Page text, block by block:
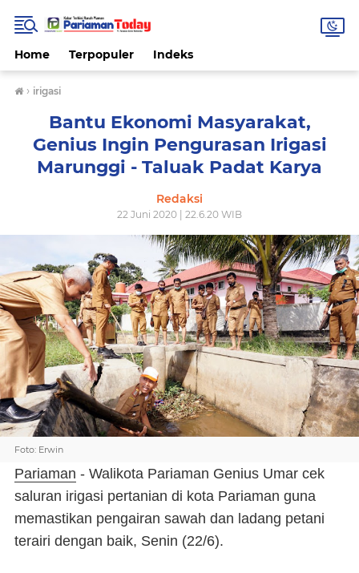
Home Terpopuler Indeks
› irigasi
Bantu Ekonomi Masyarakat,
Genius Ingin Pengurasan Irigasi
Marunggi - Taluak Padat Karya
Redaksi
22 Juni 2020 | 22.6.20 WIB
Foto: Erwin
Pariaman - Walikota Pariaman Genius Umar cek
saluran irigasi pertanian di kota Pariaman guna
memastikan pengairan sawah dan ladang petani
terairi dengan baik, Senin (22/6).